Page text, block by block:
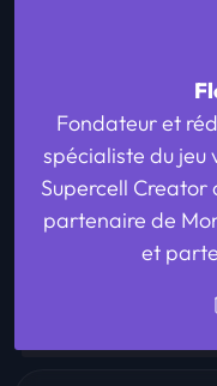
Fondateur et
spécialiste du jeu
Supercell
partenaire de
et